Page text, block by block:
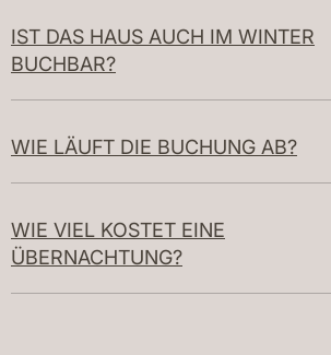
IST DAS HAUS AUCH IM WINTER
BUCHBAR?
WIE LÄUFT DIE BUCHUNG AB?
WIE VIEL KOSTET EINE
ÜBERNACHTUNG?